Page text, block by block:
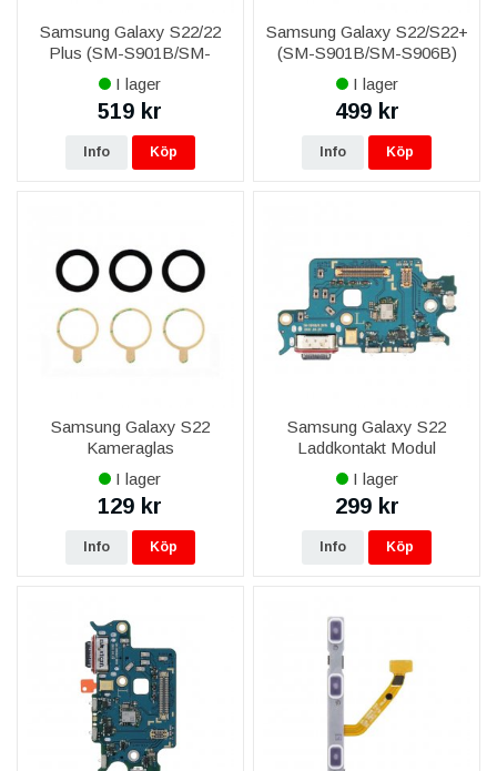
Samsung Galaxy S22/22
Plus (SM-S901B/SM-
S906B) Bakre Kamera
10MP
I lager
519 kr
Info Köp
Samsung Galaxy S22/S22+
(SM-S901B/SM-S906B)
Bakre Kamera 12MP
Original
I lager
499 kr
Info Köp
Samsung Galaxy S22
Kameraglas
I lager
129 kr
Info Köp
Samsung Galaxy S22
Laddkontakt Modul
I lager
299 kr
Info Köp